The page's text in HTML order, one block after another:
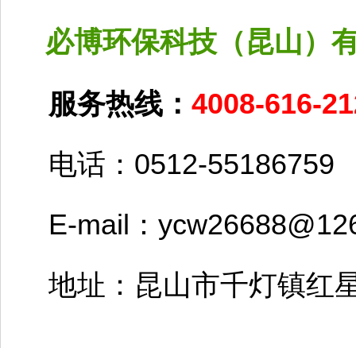
必博环保科技（昆山）
服务热线： 4008-616-
电话：0512-55186759
E-mail：
地址：昆山市千灯镇红